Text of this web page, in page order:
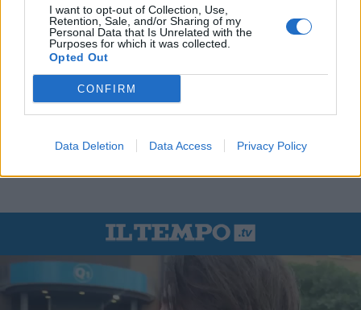
I want to opt-out of Collection, Use,
Retention, Sale, and/or Sharing of my
Personal Data that Is Unrelated with the
Purposes for which it was collected.
Opted Out
CONFIRM
Data Deletion Data Access Privacy Policy